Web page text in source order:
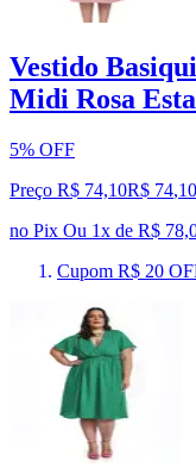
Vestido
Midi Rosa
5% OFF
Preço R$ 74,10R$ 74,10
no Pix Ou 1x de R$
Cupom R$ 20